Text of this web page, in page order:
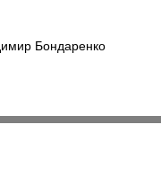
Бондаренко